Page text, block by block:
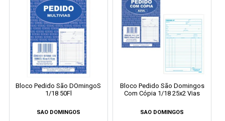
Bloco Pedido São DOmingoS
1/18 50Fl
SAO DOMINGOS
Bloco Pedido São Domingos
Com Cópia 1/18 25x2 Vias
SAO DOMINGOS